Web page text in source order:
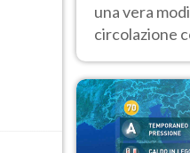
una vera
circolazione
giorni,
Ferragosto